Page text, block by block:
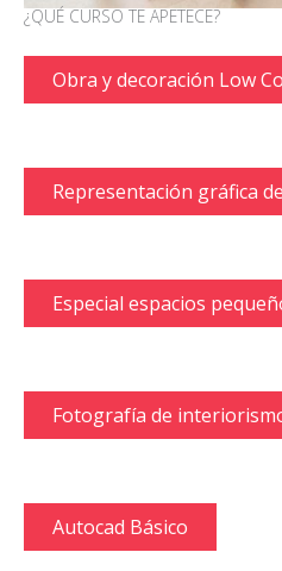
¿QUÉ CURSO TE APETECE?
Obra y decoración Low
Representación gráfica
Especial espacios
Fotografía de
Autocad Básico